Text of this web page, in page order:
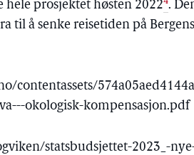
hele prosjektet høsten 2022 .
til å senke reisetiden på
contentassets/
okologisk-kompensasjon.pdf
statsbudsjettet-2023_-